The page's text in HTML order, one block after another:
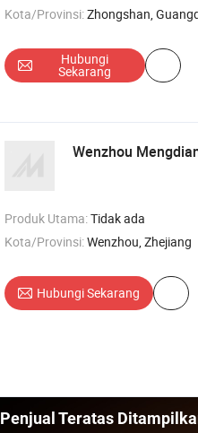
Kota/Provinsi:Zhongshan,
Hubungi
Sekarang
Wenzhou
Produk Utama:Tidak ada
Kota/Provinsi:Wenzhou, Zhejiang
Hubungi Sekarang
Penjual Teratas